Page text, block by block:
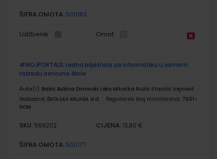
ŠIFRA OMOTA: 500163
Udžbenik Omot
#MOJPORTAL8; radna bilježnica za informatiku u osmom
razredu osnovne škole
Autor(i): Babić Bubica Dimovski Leko Mihočka Ružić Stančić Vejnović
Nakladnik: ŠKOLSKA KNJIGA d.d. Registarski broj ministarstva: 7601-
DOM
SKU: 569202 CIJENA: 13,60 €
ŠIFRA OMOTA: 500177